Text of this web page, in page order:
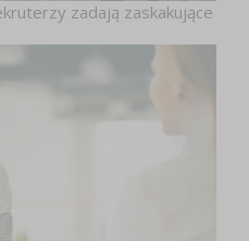
zadają zaskakujące